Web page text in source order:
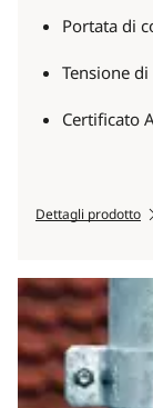
Portata di
Tensione
Certificato
Dettagli prodotto